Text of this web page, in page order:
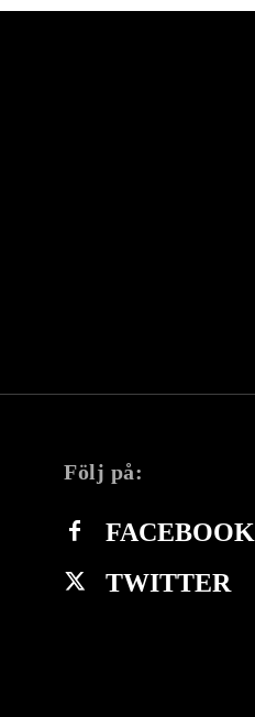
Följ på:
FACEBOOK
TWITTER